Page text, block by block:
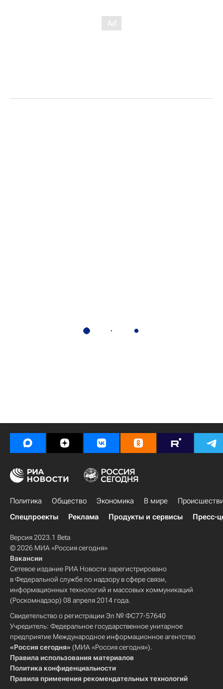
Политика Общество Экономика В мире
Спецпроекты
Реклама Продукты и сервисы Пресс-
Версия 2023.1 Beta
© 2026 МИА «Россия сегодня»
Вакансии
Сетевое издание РИА Новости зарегистрировано
в Федеральной службе по надзору в сфере связи,
информационных технологий и массовых коммуникаций
(Роскомнадзор) 08 апреля 2014 года.
Свидетельство о регистрации Эл № ФС77-57640
Учредитель: Федеральное государственное унитарное
предприятие Международное информационное агентство
«Россия сегодня» (МИА «Россия сегодня»).
Правила использования материалов
Политика конфиденциальности
Правила применения рекомендательных технологий